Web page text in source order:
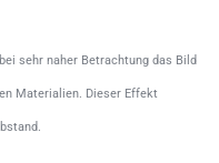
sehr naher Betrachtung das Bild
Materialien. Dieser Effekt